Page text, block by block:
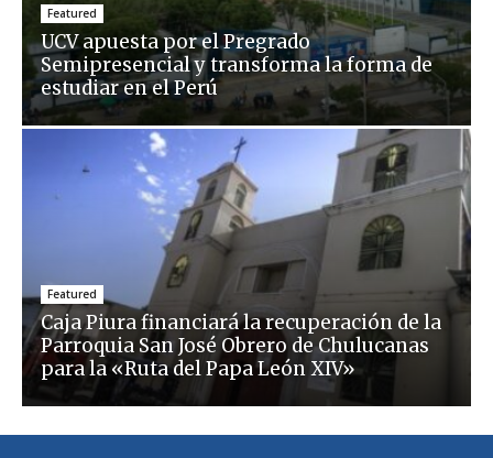
Featured
UCV apuesta por el Pregrado
Semipresencial y transforma la forma de
estudiar en el Perú
Featured
Caja Piura financiará la recuperación de la
Parroquia San José Obrero de Chulucanas
para la «Ruta del Papa León XIV»